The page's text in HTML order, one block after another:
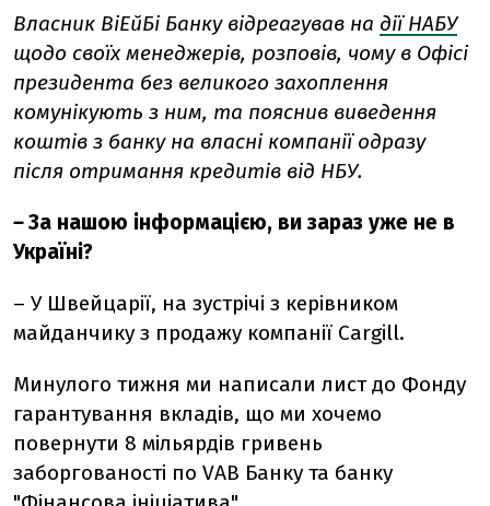
Власник ВіЕйБі Банку відреагував на дії НАБУ
щодо своїх менеджерів, розповів, чому в Офісі
президента без великого захоплення
комунікують з ним, та пояснив виведення
коштів з банку на власні компанії одразу
після отримання кредитів від НБУ.
–За нашою інформацією, ви зараз уже не в
Україні?
– У Швейцарії, на зустрічі з керівником
майданчику з продажу компанії Cargill.
Минулого тижня ми написали лист до Фонду
гарантування вкладів, що ми хочемо
повернути 8 мільярдів гривень
заборгованості по VAB Банку та банку